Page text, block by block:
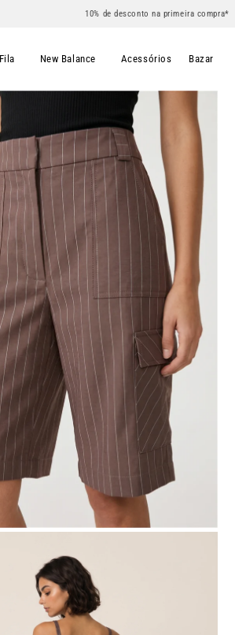
10% de desconto na primeira compra*
Fila New Balance Acessórios Bazar